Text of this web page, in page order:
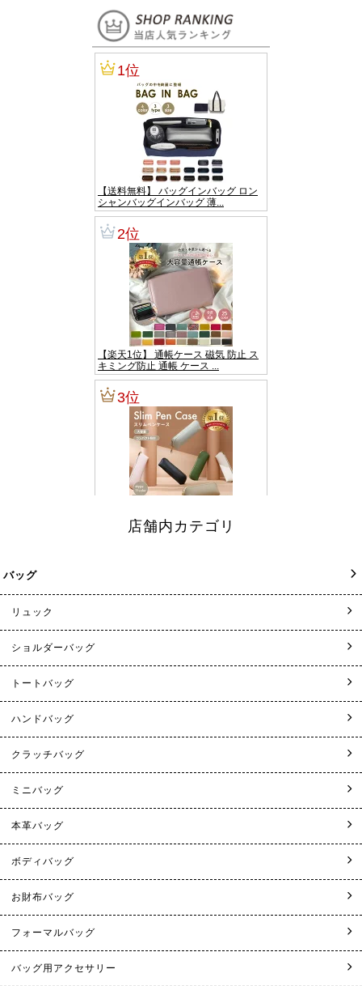
店舗内カテゴリ
バッグ
リュック
ショルダーバッグ
トートバッグ
ハンドバッグ
クラッチバッグ
ミニバッグ
本革バッグ
ボディバッグ
お財布バッグ
フォーマルバッグ
バッグ用アクセサリー